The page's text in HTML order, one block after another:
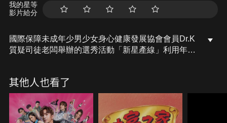
我的星等
影片給分
國際保障未成年少男少女身心健康發展協會會員Dr.K
質疑司徒老闆舉辦的選秀活動「新星產線」利用年輕
記者夏日葵、九線歌手白百合及解救堂妹元萱（陳紫
萱）的元瑩組成假冒女團參賽。
其他人也看了